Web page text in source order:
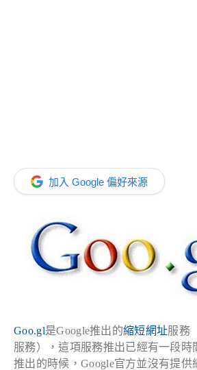
加入 Google 偏好來源
Goo.gl是Google推出的縮短網址服務
服務），這項服務推出已經有一段時
推出的時候，Google官方並沒有提供